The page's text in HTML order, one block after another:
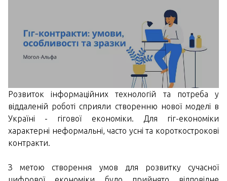
Розвиток інформаційних технологій та потреба у
віддаленій роботі сприяли створенню нової моделі в
Україні - гігової економіки. Для гіг-економіки
характерні неформальні, часто усні та короткострокові
контракти.
З метою створення умов для розвитку сучасної